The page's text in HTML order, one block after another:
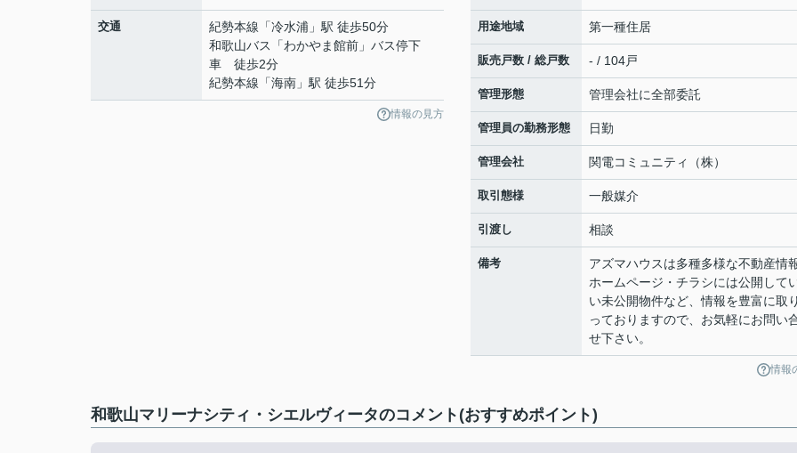
交通 紀勢本線 「冷水浦 」駅 徒歩50分
和歌山バス「わかやま館前」バス停下
車 徒歩2分
紀勢本線 「海南 」駅 徒歩51分
情報の見方
用途地域 第一種住居
販売戸数 / 総戸数 - / 104戸
管理形態 管理会社に全部委託
管理員の勤務形態 日勤
管理会社 関電コミュニティ（株）
取引態様 一般媒介
引渡し 相談
備考
アズマハウスは多種多様な不動産情
ホームページ・チラシには公開して
い未公開物件など、情報を豊富に取
っておりますので、お気軽にお問い
せ下さい。
情報
和歌山マリーナシティ・シエルヴィータのコメント(おすすめポイント)